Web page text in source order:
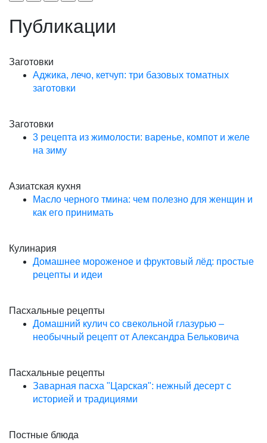
Публикации
Заготовки
Аджика, лечо, кетчуп: три базовых томатных
заготовки
Заготовки
3 рецепта из жимолости: варенье, компот и желе
на зиму
Азиатская кухня
Масло черного тмина: чем полезно для женщин и
как его принимать
Кулинария
Домашнее мороженое и фруктовый лёд: простые
рецепты и идеи
Пасхальные рецепты
Домашний кулич со свекольной глазурью –
необычный рецепт от Александра Бельковича
Пасхальные рецепты
Заварная пасха "Царская": нежный десерт с
историей и традициями
Постные блюда